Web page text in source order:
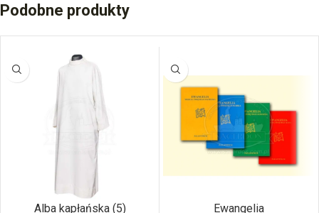
Podobne produkty
Alba kapłańska (5) Ewangelia